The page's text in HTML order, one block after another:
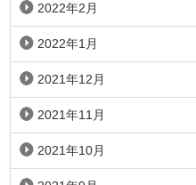
2022年2月
2022年1月
2021年12月
2021年11月
2021年10月